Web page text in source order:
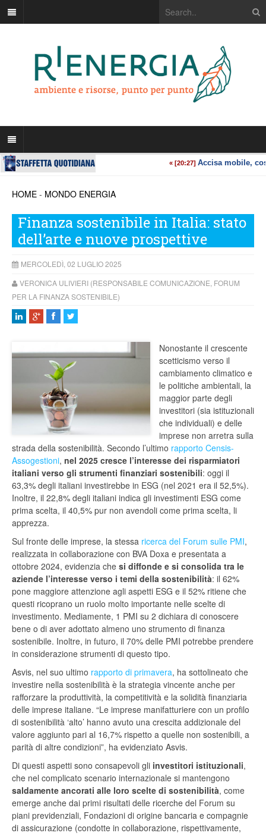
HOME - MONDO ENERGIA
Finanza sostenibile in Italia: stato
dell’arte e nuove prospettive
MERCOLEDÌ, 02 LUGLIO 2025
VERONICA ULIVIERI (RESPONSABILE COMUNICAZIONE, FORUM
PER LA FINANZA SOSTENIBILE)
Nonostante il crescente
scetticismo verso il
cambiamento climatico e
le politiche ambientali, la
maggior parte degli
investitori (sia istituzionali
che individuali) e delle
imprese non arretra sulla
strada della sostenibilità. Secondo l’ultimo rapporto Censis-
Assogestioni, nel 2025 cresce l’interesse dei risparmiatori
italiani verso gli strumenti finanziari sostenibili: oggi il
63,3% degli italiani investirebbe in ESG (nel 2021 era il 52,5%).
Inoltre, il 22,8% degli italiani indica gli investimenti ESG come
prima scelta, il 40,5% pur non avendoli come prima scelta, li
apprezza.
Sul fronte delle imprese, la stessa ricerca del Forum sulle PMI,
realizzata in collaborazione con BVA Doxa e presentata a
ottobre 2024, evidenzia che si diffonde e si consolida tra le
aziende l’interesse verso i temi della sostenibilità: il 62%
pone maggiore attenzione agli aspetti ESG e il 52% ritiene che
questi ricoprano un ruolo molto importante nelle scelte di
investimento. Mediamente, 1 PMI su 2 dichiara di conoscere
bene o di aver adottato almeno uno strumento di finanza
sostenibile. Inoltre, in futuro, il 70% delle PMI potrebbe prendere
in considerazione strumenti di questo tipo.
Asvis, nel suo ultimo rapporto di primavera, ha sottolineato che
investire nella sostenibilità è la strategia vincente anche per
rafforzare la produttività, la competitività e la solidità finanziaria
delle imprese italiane. “Le imprese manifatturiere con un profilo
di sostenibilità ‘alto’ hanno avuto una crescita addizionale del
valore aggiunto pari al 16,7% rispetto a quelle non sostenibili, a
parità di altre condizioni”, ha evidenziato Asvis.
Di questi aspetti sono consapevoli gli investitori istituzionali,
che nel complicato scenario internazionale si mantengono
saldamente ancorati alle loro scelte di sostenibilità, come
emerge anche dai primi risultati delle ricerche del Forum su
piani previdenziali, Fondazioni di origine bancaria e compagnie
di assicurazione (condotte in collaborazione, rispettivamente,